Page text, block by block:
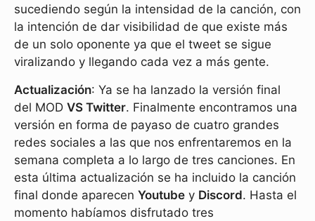
sucediendo según la intensidad de la canción, con
la intención de dar visibilidad de que existe más
de un solo oponente ya que el tweet se sigue
viralizando y llegando cada vez a más gente.
Actualización: Ya se ha lanzado la versión final
del MOD VS Twitter. Finalmente encontramos una
versión en forma de payaso de cuatro grandes
redes sociales a las que nos enfrentaremos en la
semana completa a lo largo de tres canciones. En
esta última actualización se ha incluido la canción
final donde aparecen Youtube y Discord. Hasta el
momento habíamos disfrutado tres